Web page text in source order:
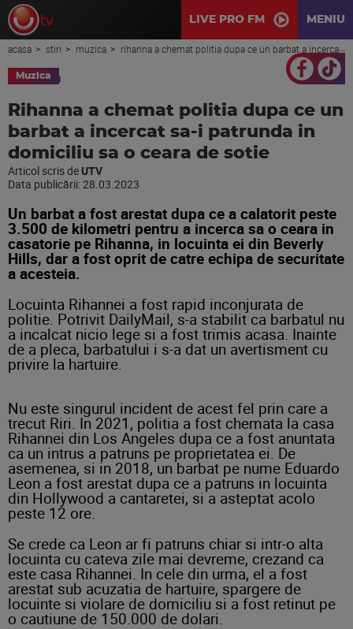
LIVE PRO FM MENIU
acasa stiri muzica rihanna a chemat politia dupa ce un barbat a incercat sa-i patrunda in domiciliu sa o ceara de sotie
Muzica
Rihanna a chemat politia dupa ce un
barbat a incercat sa-i patrunda in
domiciliu sa o ceara de sotie
Articol scris de UTV
Data publicării:28.03.2023
Un barbat a fost arestat dupa ce a calatorit peste
3.500 de kilometri pentru a incerca sa o ceara in
casatorie pe Rihanna, in locuinta ei din Beverly
Hills, dar a fost oprit de catre echipa de securitate
a acesteia.
Locuinta Rihannei a fost rapid inconjurata de
politie. Potrivit DailyMail, s-a stabilit ca barbatul nu
a incalcat nicio lege si a fost trimis acasa. Inainte
de a pleca, barbatului i s-a dat un avertisment cu
privire la hartuire.
Nu este singurul incident de acest fel prin care a
trecut Riri. In 2021, politia a fost chemata la casa
Rihannei din Los Angeles dupa ce a fost anuntata
ca un intrus a patruns pe proprietatea ei. De
asemenea, si in 2018, un barbat pe nume Eduardo
Leon a fost arestat dupa ce a patruns in locuinta
din Hollywood a cantaretei, si a asteptat acolo
peste 12 ore.
Se crede ca Leon ar fi patruns chiar si intr-o alta
locuinta cu cateva zile mai devreme, crezand ca
este casa Rihannei. In cele din urma, el a fost
arestat sub acuzatia de hartuire, spargere de
locuinte si violare de domiciliu si a fost retinut pe
o cautiune de 150.000 de dolari.